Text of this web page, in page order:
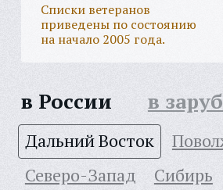
Списки ветеранов
приведены по состоянию
на начало 2005 года.
в России в
Дальний Восток
Северо-Запад
Сибирь